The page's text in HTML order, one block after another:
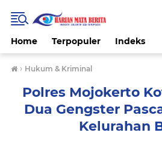
Home Terpopuler Indeks
› Hukum & Kriminal
Polres Mojokerto
Dua Gengster
Kelurahan